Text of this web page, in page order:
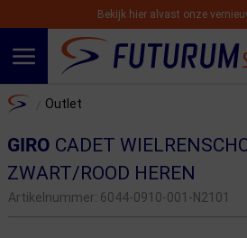
Bekijk hier alvast onze
Home Outlet
GIRO CADET
ZWART/ROOD HEREN
Artikelnummer: 6044-0910-001-N2101